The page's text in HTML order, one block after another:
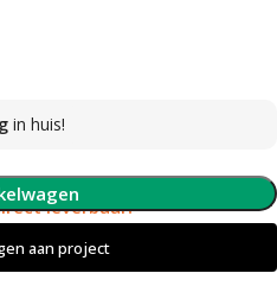
in huis!
leverbaar!
aan project